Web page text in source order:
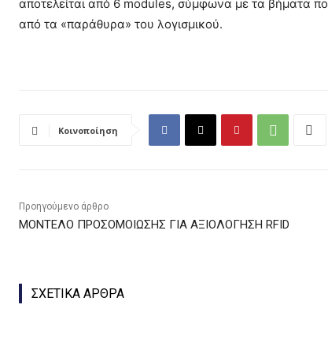
αποτελείται από 6 modules, σύμφωνα με τα βήματα
από τα «παράθυρα» του λογισμικού.
Κοινοποίηση
Προηγούμενο άρθρο
ΜΟΝΤΕΛΟ ΠΡΟΣΟΜΟΙΩΣΗΣ ΓΙΑ ΑΞΙΟΛΟΓΗΣΗ RFID
ΣΧΕΤΙΚΑ ΑΡΘΡΑ